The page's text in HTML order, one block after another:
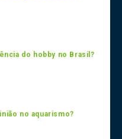
do hobby no Brasil?
no aquarismo?